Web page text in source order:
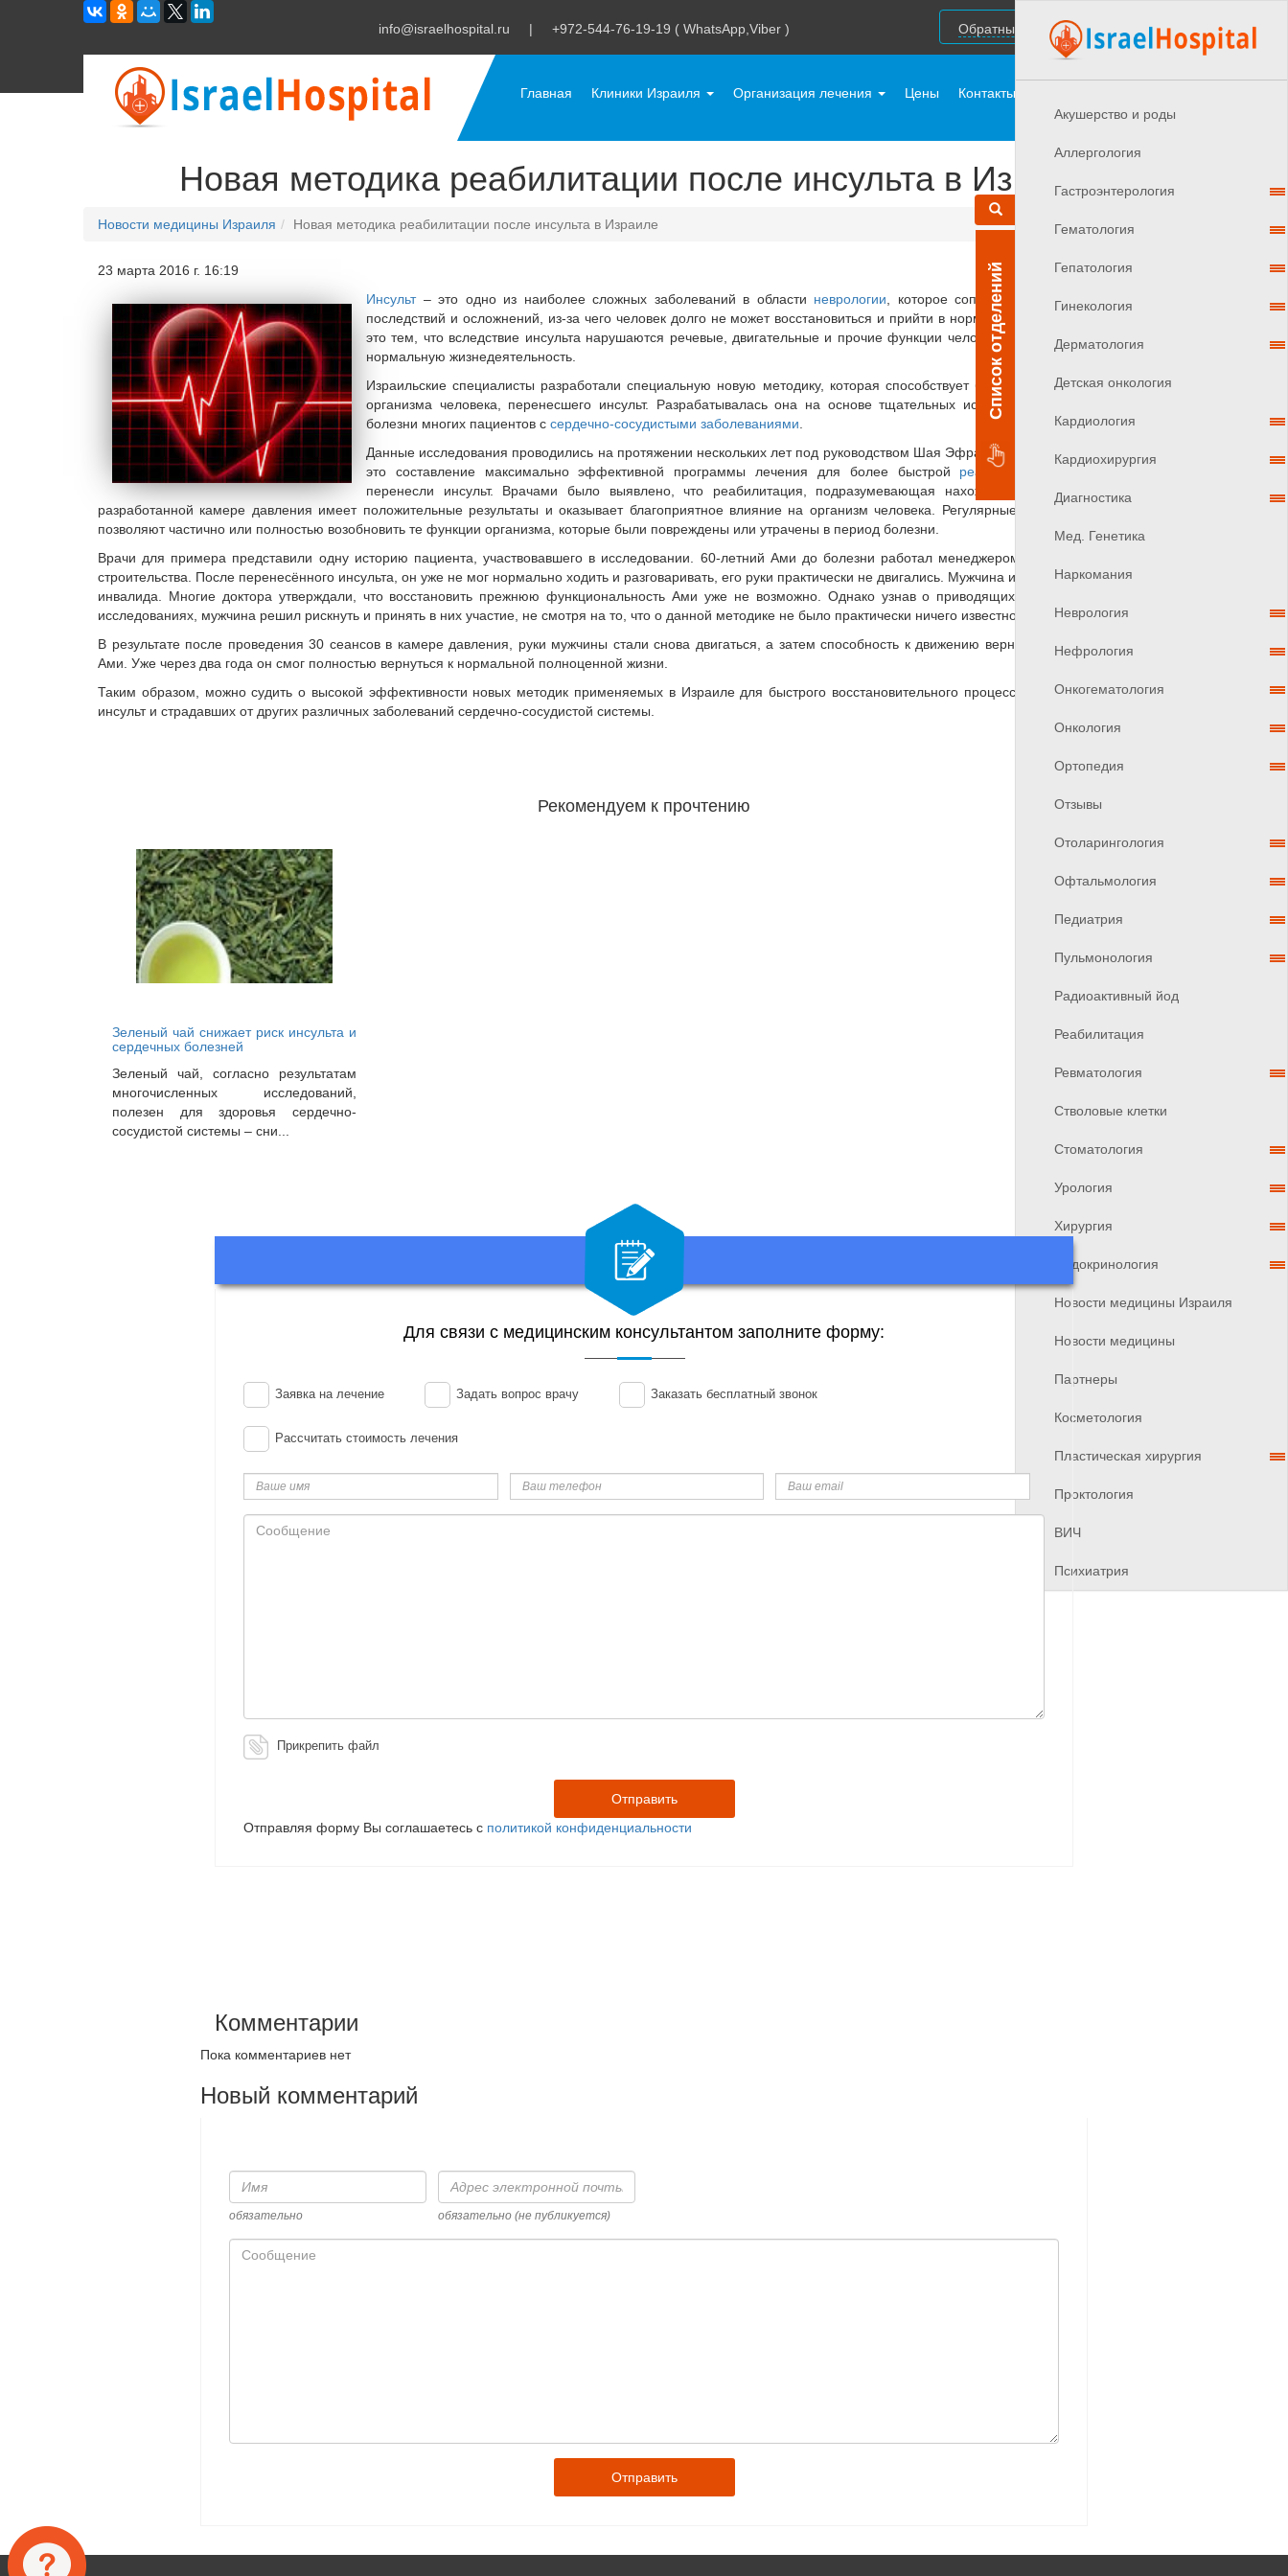
Список отделений
Акушерствo и роды
Аллергология
Гастроэнтерология
Гематология
Гепатология
Гинекология
Дерматология
Детская онкология
Кардиология
Кардиохирургия
Диагностика
Мед. Генетика
Наркомания
Неврология
Нефрология
Онкогематология
Онкология
Ортопедия
Отзывы
Отоларингология
Офтальмология
Педиатрия
Пульмонология
Радиоактивный йод
Реабилитация
Ревматология
Стволовые клетки
Стоматология
Урология
Хирургия
Эндокринология
Новости медицины Израиля
Новости медицины
Партнеры
Косметология
Пластическая хирургия
Проктология
ВИЧ
Психиатрия
info@israelhospital.ru | +972-544-76-19-19 ( WhatsApp,Viber ) Обратный звонок
Главная Клиники Израиля Организация лечения Цены Контакты
Новая методика реабилитации после инсульта в Израиле
Новости медицины Израиля Новая методика реабилитации после инсульта в Израиле
23 марта 2016 г. 16:19
Инсульт– это одно из наиболее сложных заболеваний в области неврологии , которое сопровождается массой негативных
последствий и осложнений, из-за чего человек долго не может восстановиться и прийти в нормальное состояние. Обусловлено
это тем, что вследствие инсульта нарушаются речевые, двигательные и прочие функции человека, которые обеспечивают ему
нормальную жизнедеятельность.
Израильские специалисты разработали специальную новую методику, которая способствует более быстрому восстановлению
организма человека, перенесшего инсульт. Разрабатывалась она на основе тщательных исследований и изучений историй
болезни многих пациентов с сердечно-сосудистыми заболеваниями
Данные исследования проводились на протяжении нескольких лет под руководством Шая Эфрати. Главная цель этого проекта –
это составление максимально эффективной программы лечения для более быстрой реабилитации
пациентов, которые
перенесли инсульт. Врачами было выявлено, что реабилитация, подразумевающая нахождение пациента в специально
разработанной камере давления имеет положительные результаты и оказывает благоприятное влияние на организм человека. Регулярные посещения такого сеанса
позволяют частично или полностью возобновить те функции организма, которые были повреждены или утрачены в период болезни.
Врачи для примера представили одну историю пациента, участвовавшего в исследовании. 60-летний Ами до болезни работал менеджером в сфере недвижимости и
строительства. После перенесённого инсульта, он уже не мог нормально ходить и разговаривать, его руки практически не двигались. Мужчина из-за болезни превратился в
инвалида. Многие доктора утверждали, что восстановить прежнюю функциональность Ами уже не возможно. Однако узнав о приводящихся в израильских клиниках
исследованиях, мужчина решил рискнуть и принять в них участие, не смотря на то, что о данной методике не было практически ничего известно.
В результате после проведения 30 сеансов в камере давления, руки мужчины стали снова двигаться, а затем способность к движению вернулась ко всем конечностям
Ами. Уже через два года он смог полностью вернуться к нормальной полноценной жизни.
Таким образом, можно судить о высокой эффективности новых методик применяемых в Израиле для быстрого восстановительного процесса у пациентов перенесших
инсульт и страдавших от других различных заболеваний сердечно-сосудистой системы.
Рекомендуем к прочтению
Зеленый чай снижает риск инсульта и
сердечных болезней
Зеленый чай, согласно результатам
многочисленных исследований,
полезен для здоровья сердечно-
сосудистой системы – сни...
Для связи с медицинским консультантом заполните форму:
Заявка на лечение Задать вопрос врачу Заказать бесплатный звонок
Рассчитать стоимость лечения
имя
телефон
email
Сообщение
Прикрепить файл
Отправляя форму Вы соглашаетесь с политикой конфиденциальности
Комментарии
Пока комментариев нет
Новый комментарий
Имя
обязательно
Адрес
электронной
почты
обязательно (не публикуется)
Сообщение